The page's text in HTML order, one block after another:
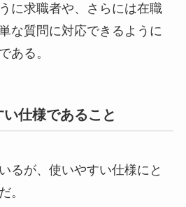
に求職者や、さらには在職
な質問に対応できるように
ある。
仕様であること
るが、使いやすい仕様にと
。